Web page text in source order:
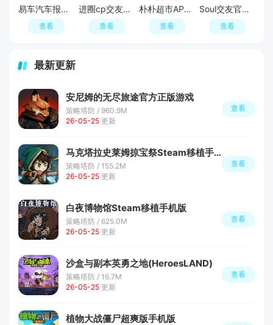
易车汽车报价APP官方正版
查看
进圈cp交友软件手机版
查看
朴朴超市APP最新版本
查看
Soul交友官方APP最新版
查看
最新更新
安尼姆的无尽旅途官方正版游戏
策略塔防 / 960.9M
26-05-25 更新
查看
马克塔拉史莱姆掠宝祭Steam移植手游
策略塔防 / 155.2M
26-05-25 更新
查看
白夜博物馆Steam移植手机版
策略塔防 / 625.0M
26-05-25 更新
查看
沙盒与副本英勇之地(HeroesLAND)
策略塔防 / 16.7M
26-05-25 更新
查看
植物大战僵尸超爽版手机版